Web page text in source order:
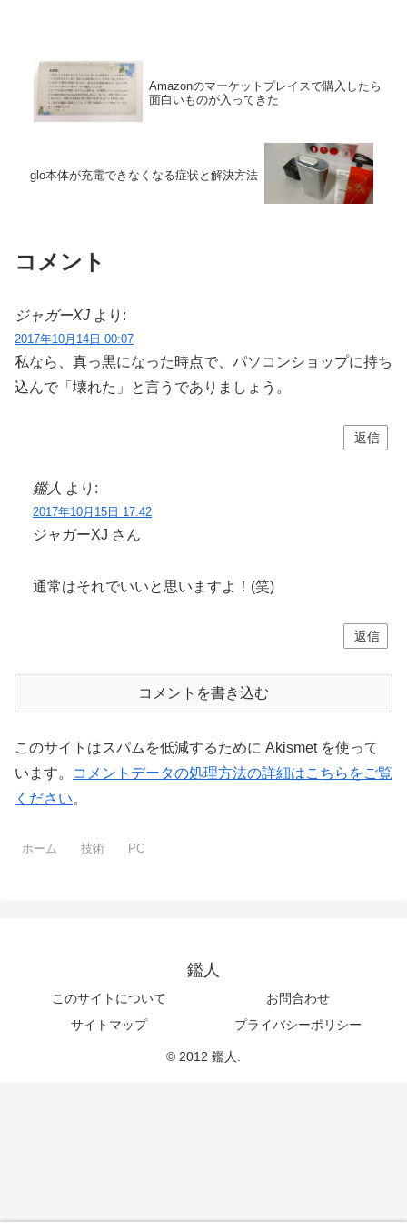
Amazonのマーケットプレイスで購入したら
面白いものが入ってきた
glo本体が充電できなくなる症状と解決方法
コメント
ジャガーXJ より:
2017年10月14日 00:07
私なら、真っ黒になった時点で、パソコンショップに持ち
込んで「壊れた」と言うでありましょう。
返信
鑑人 より:
2017年10月15日 17:42
ジャガーXJ さん
通常はそれでいいと思いますよ！(笑)
返信
コメントを書き込む
このサイトはスパムを低減するために Akismet を使って
います。
コメントデータの処理方法の詳細はこちらをご覧
ください。
ホーム 技術 PC
鑑人
このサイトについて
お問合わせ
サイトマップ
プライバシーポリシー
© 2012 鑑人.